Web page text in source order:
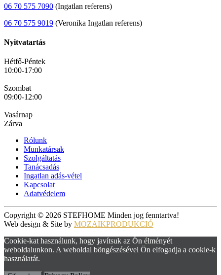
06 70 575 7090 (Ingatlan referens)
06 70 575 9019 (Veronika Ingatlan referens)
Nyitvatartás
Hétfő-Péntek
10:00-17:00
Szombat
09:00-12:00
Vasárnap
Zárva
Rólunk
Munkatársak
Szolgáltatás
Tanácsadás
Ingatlan adás-vétel
Kapcsolat
Adatvédelem
Copyright © 2026 STEFHOME Minden jog fenntartva!
Web design & Site by MOZAIKPRODUKCIÓ
Cookie-kat használunk, hogy javítsuk az Ön élményét
weboldalunkon. A weboldal böngészésével Ön elfogadja a cookie-k
használatát.